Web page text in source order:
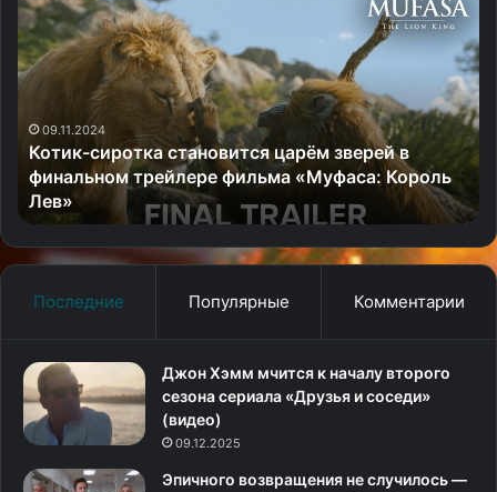
сиротка
становится
царём
зверей
финальном
трейлере
фильма
«Муфаса:
Король
Лев»
09.11.2024
Котик-сиротка становится царём зверей в
финальном трейлере фильма «Муфаса: Король
Лев»
Последние Популярные Комментарии
Джон Хэмм мчится к началу второго
сезона сериала «Друзья и соседи»
(видео)
09.12.2025
Эпичного возвращения не случилось —